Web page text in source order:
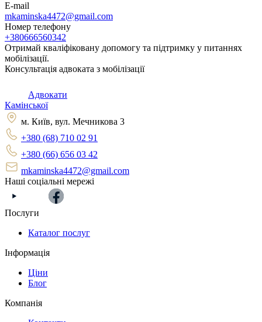
E-mail
mkaminska4472@gmail.com
Номер телефону
+380666560342
Отримай кваліфіковану допомогу та підтримку у питаннях
мобілізації.
Консультація адвоката з мобілізації
Адвокати
Камінської
м. Київ, вул. Мечникова 3
+380 (68) 710 02 91
+380 (66) 656 03 42
mkaminska4472@gmail.com
Наші соціальні мережі
Послуги
Каталог послуг
Інформація
Ціни
Блог
Компанія